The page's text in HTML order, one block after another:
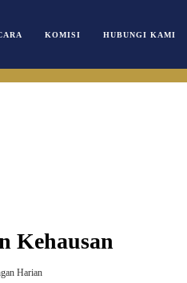
KOMISI HUBUNGI KAMI
Kehausan
Harian